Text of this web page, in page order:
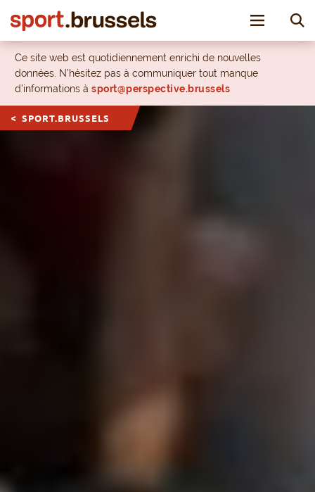
Toggle
Ce site web est quotidiennement enrichi de nouvelles
données. N’hésitez pas à communiquer tout manque
d’informations à sport@perspective.brussels
SPORT.BRUSSELS